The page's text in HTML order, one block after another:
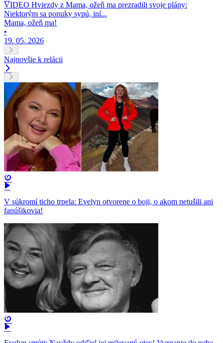
VIDEO Hviezdy z Mama, ožeň ma prezradili svoje plány:
Niektorým sa ponuky sypú, iní...
Mama, ožeň ma!
•
19. 05. 2026
Najnovšie k relácii
V súkromí ticho trpela: Evelyn otvorene o boji, o akom netušili ani
fanúšikovia!